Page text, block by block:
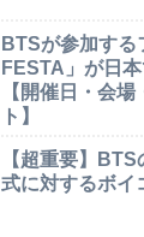
BTSが参加する
FESTA」が日
【開催日・会
ト】
【超重要】
式に対するボイ